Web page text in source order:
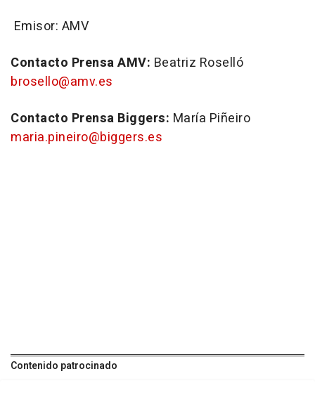
Emisor: AMV
Contacto Prensa AMV: Beatriz Roselló
brosello@amv.es
Contacto Prensa Biggers: María Piñeiro
maria.pineiro@biggers.es
Contenido patrocinado